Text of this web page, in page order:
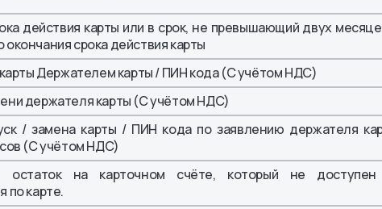
действия карты или в срок, не превышающий двух
срока действия карты
Держателем карты / ПИН кода (С учётом НДС)
держателя карты (С учётом НДС)
/ замена карты / ПИН кода по заявлению держателя
(С учётом НДС)
остаток на карточном счёте, который не
по карте.